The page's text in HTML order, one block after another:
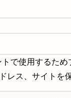
で使用するた
レス、サイトを